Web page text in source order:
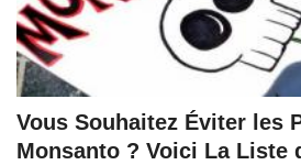
Vous Souhaitez Éviter les
Monsanto ? Voici La Liste